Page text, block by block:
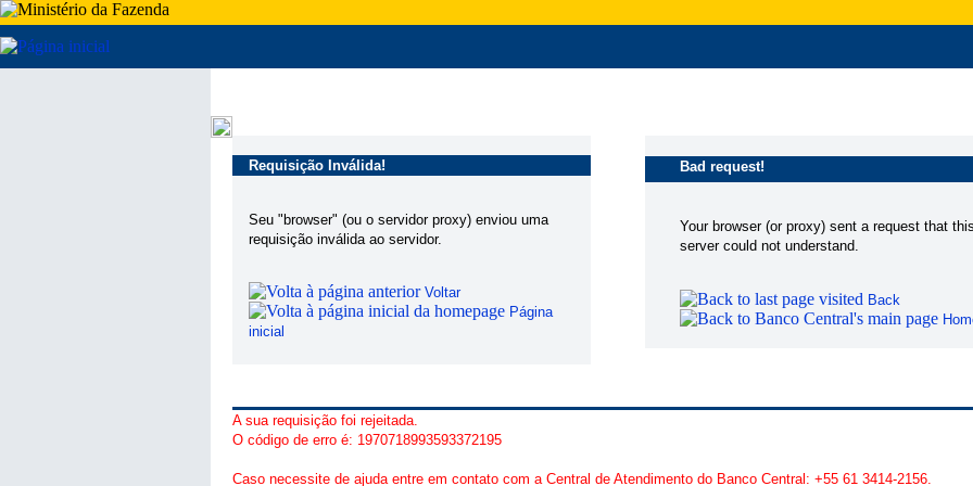
Requisição Inválida!
Seu "browser" (ou o servidor proxy) enviou uma
requisição inválida ao servidor.
Voltar
Página
inicial
Bad request!
Your browser (or proxy) sent a request that
server could not understand.
Back
A sua requisição foi rejeitada.
O código de erro é: 1970718993593372195
Caso necessite de ajuda entre em contato com a Central de Atendimento do Banco Central: +55 61 3414-2156.